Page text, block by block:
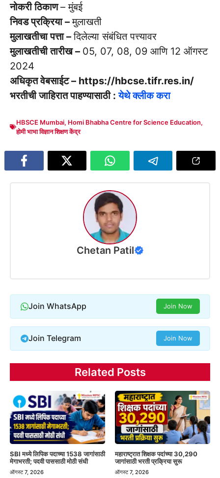
नोकरी ठिकाण– मुंबई
निवड प्रक्रिया –मुलाखती
मुलाखतीचा पत्ता –दिलेल्या संबंधित पत्त्यावर
मुलाखतीची तारीख – 05, 07, 08, 09 आणि 12 ऑगस्ट
2024
अधिकृत वेबसाईट – https://hbcse.tifr.res.in/
भरतीची जाहिरात पाहण्यासाठी :येथे क्लीक करा
HBSCE Mumbai, Homi Bhabha Centre for Science Education,
होमी भाभा विज्ञान शिक्षण केंद्र
Chetan Patil
Join WhatsApp Join Now
Join Telegram Join Now
Related Posts
SBI मध्ये लिपिक पदाच्या 1538 जागांसाठी
मेगाभरती; पदवी पाससाठी मोठी संधी
ऑगस्ट 7, 2026
महाराष्ट्रात शिक्षक पदांच्या 30,290
जागांसाठी भरती प्रक्रिया सुरू
ऑगस्ट 7, 2026